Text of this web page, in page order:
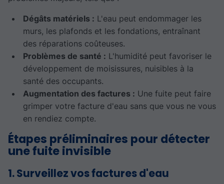
Dégâts matériels : L'eau peut endommager les
murs, les plafonds et les fondations, entraînant
des réparations coûteuses.
Problèmes de santé : L'humidité peut favoriser le
développement de moisissures, nuisibles à la
santé des occupants.
Augmentation des factures : Une fuite peut faire
grimper votre facture d'eau sans que vous ne vous
en rendiez compte.
Étapes préliminaires pour détecter
une fuite invisible
1. Surveillez vos factures d'eau